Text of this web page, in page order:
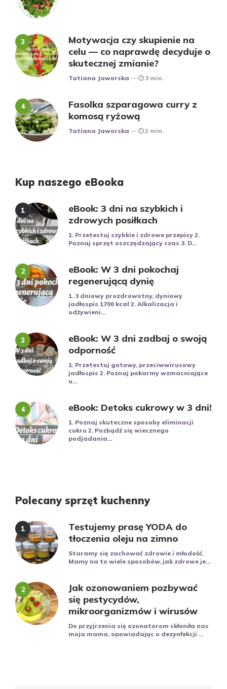
Motywacja czy skupienie na
celu — co naprawdę decyduje o
skutecznej zmianie?
Posted
Tatiana Jaworska 3 min.
Fasolka szparagowa curry z
komosą ryżową
Posted
Tatiana Jaworska 2 min.
Kup naszego eBooka
eBook: 3 dni na szybkich i
zdrowych posiłkach
1. Przetestuj szybkie i zdrowe przepisy 2.
Poznaj sprzęt oszczędzający czas 3. D...
eBook: W 3 dni pokochaj
regenerującą dynię
1. 3 dniowy prozdrowotny, dyniowy
jadłospis 1700 kcal 2. Alkalizacja i
odżywieni...
eBook: W 3 dni zadbaj o swoją
odporność
1. Przetestuj gotowy, przeciwwirusowy
jadłospis 2. Poznaj pokarmy wzmacniające
u...
eBook: Detoks cukrowy w 3 dni!
1. Poznaj skuteczne sposoby eliminacji
cukru 2. Pozbądź się wiecznego
podjadania...
Polecany sprzęt kuchenny
Testujemy prasę YODA do
tłoczenia oleju na zimno
Staramy się zachować zdrowie i młodość.
Mamy na to wiele sposobów, jak zdrowe je...
Jak ozonowaniem pozbywać
się pestycydów,
mikroorganizmów i wirusów
Do przyjrzenia się ozonatorom skłoniła nas
moja mama, opowiadając o dezynfekcji ...